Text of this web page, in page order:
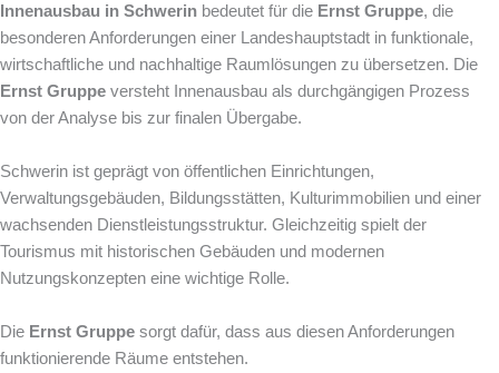
Innenausbau in Schwerin bedeutet für die Ernst Gruppe, die
besonderen Anforderungen einer Landeshauptstadt in funktionale,
wirtschaftliche und nachhaltige Raumlösungen zu übersetzen. Die
Ernst Gruppe versteht Innenausbau als durchgängigen Prozess
von der Analyse bis zur finalen Übergabe.
Schwerin ist geprägt von öffentlichen Einrichtungen,
Verwaltungsgebäuden, Bildungsstätten, Kulturimmobilien und einer
wachsenden Dienstleistungsstruktur. Gleichzeitig spielt der
Tourismus mit historischen Gebäuden und modernen
Nutzungskonzepten eine wichtige Rolle.
Die Ernst Gruppe sorgt dafür, dass aus diesen Anforderungen
funktionierende Räume entstehen.